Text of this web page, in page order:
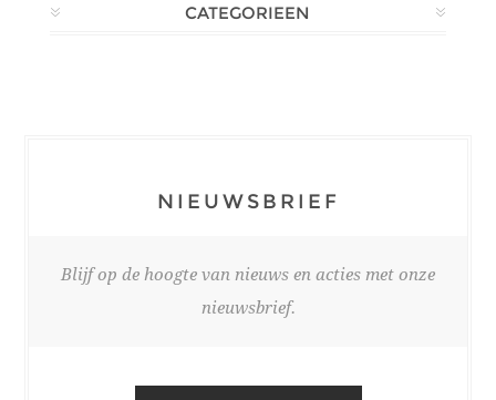
CATEGORIEEN
NIEUWSBRIEF
Blijf op de hoogte van nieuws en acties met onze
nieuwsbrief.